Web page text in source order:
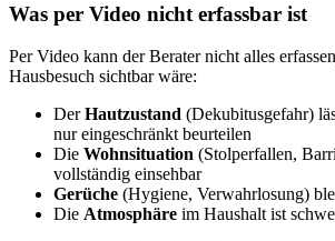
Was per Video nicht erfassbar ist
Per Video kann der Berater nicht alles
Hausbesuch sichtbar wäre:
DerHautzustand (Dekubitusgefahr)
nur eingeschränkt beurteilen
Die Wohnsituation (Stolperfallen,
vollständig einsehbar
Gerüche (Hygiene, Verwahrlosung)
Die Atmosphäre im Haushalt ist